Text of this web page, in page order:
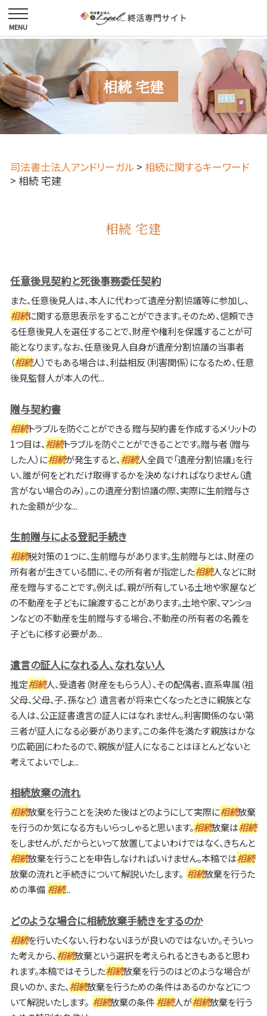
相続 宅建
司法書士法人アンドリーガル > 相続に関するキーワード
> 相続 宅建
相続 宅建
任意後見契約と死後事務委任契約
また、任意後見人は、本人に代わって遺産分割協議等に参加し、
相続に関する意思表示をすることができます。そのため、信頼でき
る任意後見人を選任することで、財産や権利を保護することが可
能となります。なお、任意後見人自身が遺産分割協議の当事者
（相続人）でもある場合は、利益相反（利害関係）になるため、任意
後見監督人が本人の代...
贈与契約書
相続トラブルを防ぐことができる 贈与契約書を作成するメリットの
1つ目は、相続トラブルを防ぐことができることです。贈与者（贈与
した人）に相続が発生すると、相続人全員で「遺産分割協議」を行
い、誰が何をどれだけ取得するかを決めなければなりません（遺
言がない場合のみ）。この遺産分割協議の際、実際に生前贈与さ
れた金額が少な...
生前贈与による登記手続き
相続税対策の１つに、生前贈与があります。生前贈与とは、財産の
所有者が生きている間に、その所有者が指定した相続人などに財
産を贈与することです。例えば、親が所有している土地や家屋など
の不動産を子どもに譲渡することがあります。土地や家、マンショ
ンなどの不動産を生前贈与する場合、不動産の所有者の名義を
子どもに移す必要があ...
遺言の証人になれる人、なれない人
推定相続人、受遺者（財産をもらう人）、その配偶者、直系卑属（祖
父母、父母、子、孫など） 遺言者が将来亡くなったときに親族とな
る人は、公正証書遺言の証人にはなれません。利害関係のない第
三者が証人になる必要があります。この条件を満たす親族はかな
り広範囲にわたるので、親族が証人になることはほとんどないと
考えてよいでしょ...
相続放棄の流れ
相続放棄を行うことを決めた後はどのようにして実際に相続放棄
を行うのか気になる方もいらっしゃると思います。相続放棄は相続
をしませんが、だからといって放置してよいわけではなく、きちんと
相続放棄を行うことを申告しなければいけません。本稿では相続
放棄の流れと手続きについて解説いたします。 相続放棄を行うた
めの準備相続...
どのような場合に相続放棄手続きをするのか
相続を行いたくない、行わないほうが良いのではないか。そういっ
た考えから、相続放棄という選択を考えられるときもあると思わ
れます。本稿ではそうした相続放棄を行うのはどのような場合が
良いのか、また、相続放棄を行うための条件はあるのかなどにつ
いて解説いたします。 相続放棄の条件相続人が相続放棄を行う